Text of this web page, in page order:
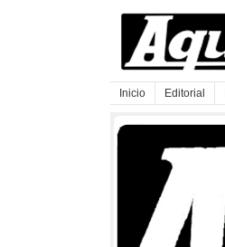
Inicio Editorial